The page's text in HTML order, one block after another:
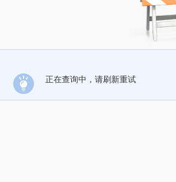
正在查询中，请刷新重试